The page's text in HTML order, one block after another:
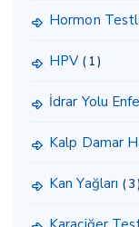
Hormon
HPV (1)
İdrar Yolu
Kalp Damar
Kan Yağları (3)